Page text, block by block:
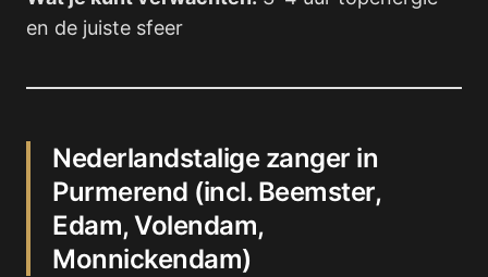
en de juiste sfeer
Nederlandstalige zanger in
Purmerend (incl. Beemster,
Edam, Volendam,
Monnickendam)